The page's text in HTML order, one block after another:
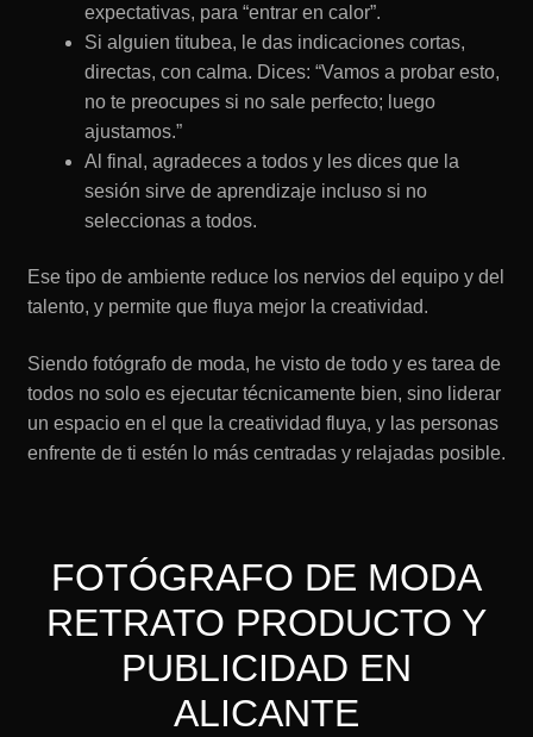
expectativas, para “entrar en calor”.
Si alguien titubea, le das indicaciones cortas,
directas, con calma. Dices: “Vamos a probar esto,
no te preocupes si no sale perfecto; luego
ajustamos.”
Al final, agradeces a todos y les dices que la
sesión sirve de aprendizaje incluso si no
seleccionas a todos.
Ese tipo de ambiente reduce los nervios del equipo y del
talento, y permite que fluya mejor la creatividad.
Siendo fotógrafo de moda, he visto de todo y es tarea de
todos no solo es ejecutar técnicamente bien, sino liderar
un espacio en el que la creatividad fluya, y las personas
enfrente de ti estén lo más centradas y relajadas posible.
FOTÓGRAFO DE MODA
RETRATO PRODUCTO Y
PUBLICIDAD EN
ALICANTE